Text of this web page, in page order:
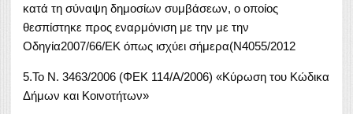
κατά τη σύναψη δημοσίων συμβάσεων, ο οποίος
θεσπίστηκε προς εναρμόνιση με την με την
Οδηγία2007/66/ΕΚ όπως ισχύει σήμερα(Ν4055/2012
5.Το N. 3463/2006 (ΦΕΚ 114/Α/2006) «Κύρωση του Κώδικα
Δήμων και Κοινοτήτων»